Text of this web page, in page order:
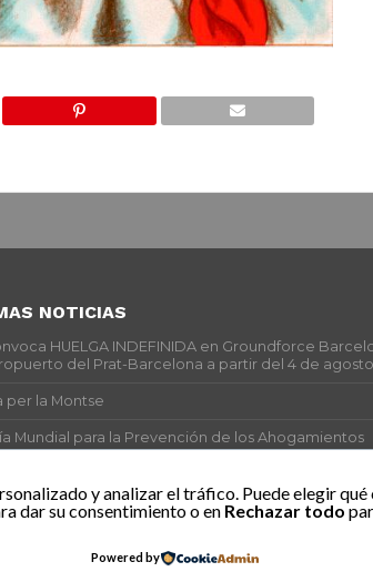
NOTICIAS
HUELGA INDEFINIDA en Groundforce
del Prat-Barcelona a partir del 4 de agosto
per la Montse
Mundial para la Prevención de los Ahogamientos
90 aniversari revolució social 1936.
y analizar el tráfico. Puede elegir qué
dar su consentimiento o en Rechazar todo
Powered by